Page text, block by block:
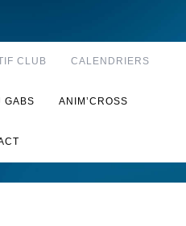
CLUB CALENDRIERS
GABS ANIM’CROSS